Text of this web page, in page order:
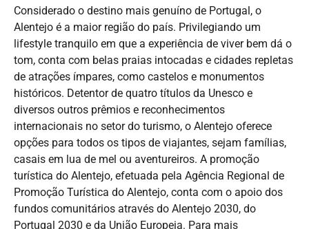
Considerado o destino mais genuíno de Portugal, o
Alentejo é a maior região do país. Privilegiando um
lifestyle tranquilo em que a experiência de viver bem dá o
tom, conta com belas praias intocadas e cidades repletas
de atrações ímpares, como castelos e monumentos
históricos. Detentor de quatro títulos da Unesco e
diversos outros prêmios e reconhecimentos
internacionais no setor do turismo, o Alentejo oferece
opções para todos os tipos de viajantes, sejam famílias,
casais em lua de mel ou aventureiros. A promoção
turística do Alentejo, efetuada pela Agência Regional de
Promoção Turística do Alentejo, conta com o apoio dos
fundos comunitários através do Alentejo 2030, do
Portugal 2030 e da União Europeia. Para mais